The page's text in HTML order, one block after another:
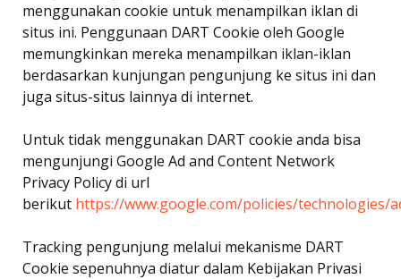
menggunakan cookie untuk menampilkan iklan di
situs ini. Penggunaan DART Cookie oleh Google
memungkinkan mereka menampilkan iklan-iklan
berdasarkan kunjungan pengunjung ke situs ini dan
juga situs-situs lainnya di internet.
Untuk tidak menggunakan DART cookie anda bisa
mengunjungi Google Ad and Content Network
Privacy Policy di url
berikut https://www.google.com/policies/technologies/
Tracking pengunjung melalui mekanisme DART
Cookie sepenuhnya diatur dalam Kebijakan Privasi